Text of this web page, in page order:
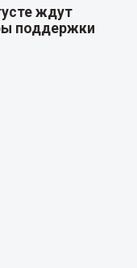
ждут
поддержки